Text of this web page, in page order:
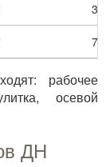
30
75
рабочее
осевой
ДН